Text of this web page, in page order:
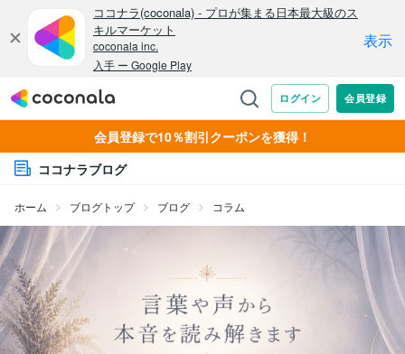
会員登録で10％割引クーポンを獲得！
ココナラブログ
ホーム ブログトップ ブログ コラム